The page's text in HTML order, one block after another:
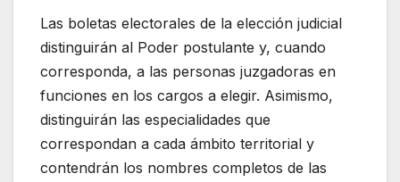
Las boletas electorales de la elección judicial
distinguirán al Poder postulante y, cuando
corresponda, a las personas juzgadoras en
funciones en los cargos a elegir. Asimismo,
distinguirán las especialidades que
correspondan a cada ámbito territorial y
contendrán los nombres completos de las